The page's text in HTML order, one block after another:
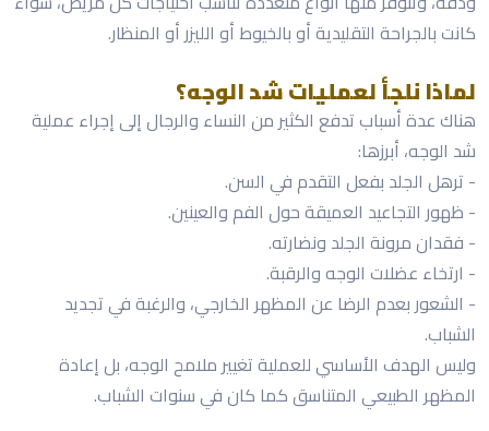
كانت بالجراحة التقليدية أو بالخيوط أو الليزر أو المنظار.
لماذا نلجأ لعمليات شد الوجه؟
هناك عدة أسباب تدفع الكثير من النساء والرجال إلى إجراء عملية
شد الوجه، أبرزها:
- ترهل الجلد بفعل التقدم في السن.
- ظهور التجاعيد العميقة حول الفم والعينين.
- فقدان مرونة الجلد ونضارته.
- ارتخاء عضلات الوجه والرقبة.
- الشعور بعدم الرضا عن المظهر الخارجي، والرغبة في تجديد
الشباب.
وليس الهدف الأساسي للعملية تغيير ملامح الوجه، بل إعادة
المظهر الطبيعي المتناسق كما كان في سنوات الشباب.